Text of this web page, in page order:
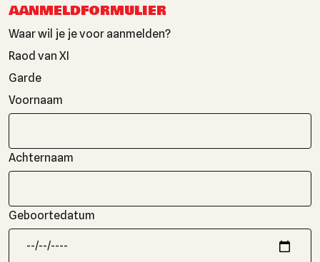
AANMELDFORMULIER
Waar wil je je voor aanmelden?
Raod van XI
Garde
Voornaam
Achternaam
Geboortedatum